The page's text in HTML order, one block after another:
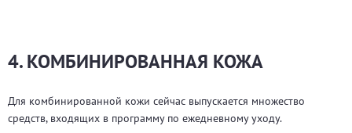
4. КОМБИНИРОВАННАЯ КОЖА
Для комбинированной кожи сейчас выпускается множество
средств, входящих в программу по ежедневному уходу.